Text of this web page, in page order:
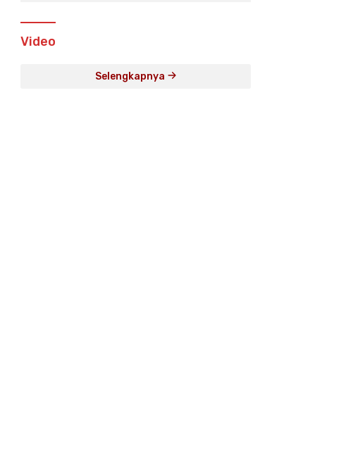
Video
Selengkapnya